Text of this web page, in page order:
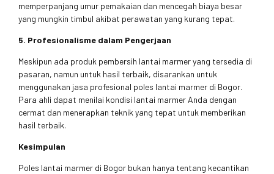
memperpanjang umur pemakaian dan mencegah biaya besar
yang mungkin timbul akibat perawatan yang kurang tepat.
5. Profesionalisme dalam Pengerjaan
Meskipun ada produk pembersih lantai marmer yang tersedia di
pasaran, namun untuk hasil terbaik, disarankan untuk
menggunakan jasa profesional poles lantai marmer di Bogor.
Para ahli dapat menilai kondisi lantai marmer Anda dengan
cermat dan menerapkan teknik yang tepat untuk memberikan
hasil terbaik.
Kesimpulan
Poles lantai marmer di Bogor bukan hanya tentang kecantikan